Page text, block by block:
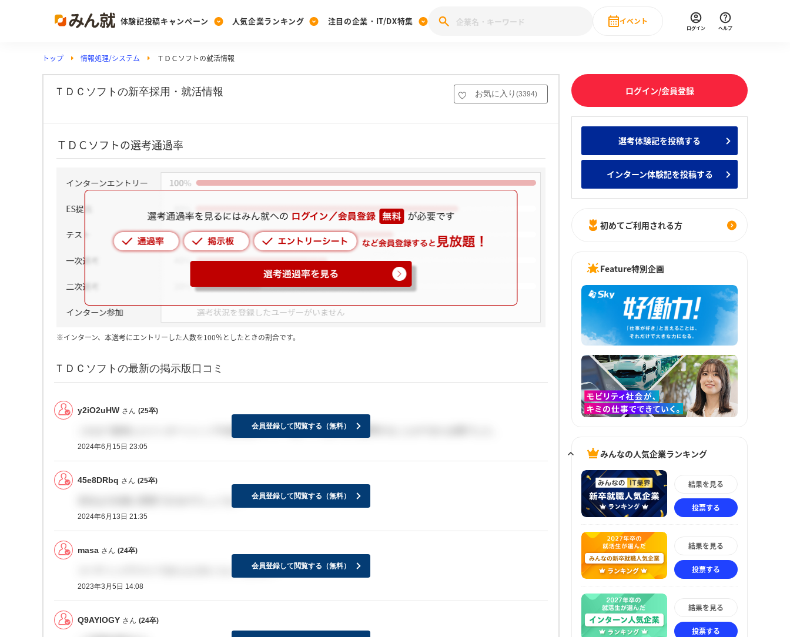
体験記投稿キャンペーン
Post
投稿する
[27卒] 本選考体験記投稿キャンペーン
人気企業ランキング
Ranking
ランキングを見る
投票する
みんなの新卒就職人気企業ランキング みんなのインターン人気企業ランキ
注目の企業・IT/DX特集
PickUp
注目の企業特集
28卒 IT・DX企業特集 27卒 IT・DX企業特集 28卒 IT・DX現場社員インタビュー
動画で知ろう！業界・企業研究
イベント
直近のイベント一覧
ログイン ヘルプ
トップ 情報処理/システム ＴＤＣソフトの就活情報
ＴＤＣソフトの新卒採用・就活情報 お気に入り (3394)
ＴＤＣソフトの選考通過率
※インターン、本選考にエントリーした人数を100％としたときの割合です。
ＴＤＣソフトの最新の掲示版口コミ
y2iO2uHW さん (25卒)
これまで参加したインターンシップや説明会の中で一番ざっくばらんに質問することができた企業でした。
2024年6月15日 23:05
会員登録して閲覧する（無料）
45e8DRbq さん (25卒)
2024年6月13日 21:35
会員登録して閲覧する（無料）
masa さん (24卒)
コーディングテストできた人どれくらいいますか？
2023年3月5日 14:08
会員登録して閲覧する（無料）
Q9AYlOGY さん (24卒)
ログイン/会員登録
選考体験記を投稿する
インターン体験記を投稿する
初めてご利用される方
Feature特別企画
みんなの人気企業ランキング
結果を見る
投票する
結果を見る
投票する
結果を見る
投票する